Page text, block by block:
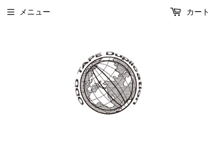
メニュー カート